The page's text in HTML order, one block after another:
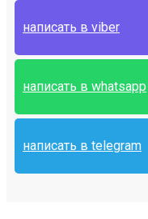
написать в viber
написать в whatsapp
написать в telegram